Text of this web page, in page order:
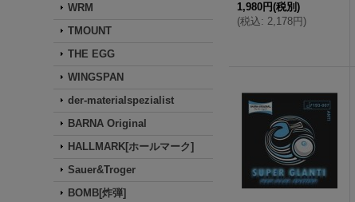
WRM
TMOUNT
THE EGG
WINGSPAN
der-materialspezialist
BARNA Original
HALLMARK[ホールマーク]
Sauer&Troger
BOMB[炸弾]
1,980円(税別)
(税込: 2,178円)